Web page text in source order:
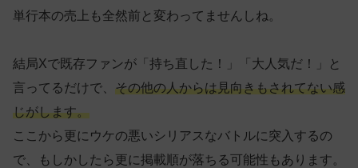
単行本の売上も全然前と変わってませんしね。
結局Xで既存ファンが「持ち直した！」「大人気だ！」と
言ってるだけで、 その他の人からは見向きもされてない感
じがします。
ここから更にウケの悪いシリアスなバトルに突入するの
で、もしかしたら更に掲載順が落ちる可能性もあります。